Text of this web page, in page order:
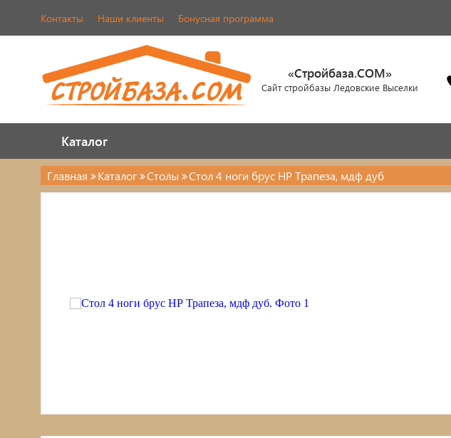
Контакты Наши клиенты Бонусная программа
«Стройбаза.COM»
Сайт стройбазы Ледовские Выселки
Каталог
Каталог
Каталог
Обувницы
Главная Каталог Столы Стол 4 ноги брус НР Трапеза, мдф дуб